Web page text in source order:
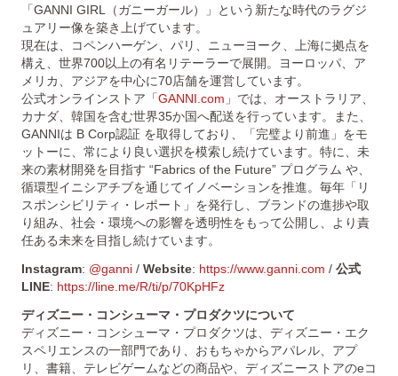
「GANNI GIRL（ガニーガール）」という新たな時代のラグジ
ュアリー像を築き上げています。
現在は、コペンハーゲン、パリ、ニューヨーク、上海に拠点を
構え、世界700以上の有名リテーラーで展開。ヨーロッパ、ア
メリカ、アジアを中心に70店舗を運営しています。
公式オンラインストア「GANNI.com 」では、オーストラリア、
カナダ、韓国を含む世界35か国へ配送を行っています。また、
GANNIは B Corp認証 を取得しており、「完璧より前進」をモ
ットーに、常により良い選択を模索し続けています。特に、未
来の素材開発を目指す “Fabrics of the Future” プログラム や、
循環型イニシアチブを通じてイノベーションを推進。毎年「リ
スポンシビリティ・レポート」を発行し、ブランドの進捗や取
り組み、社会・環境への影響を透明性をもって公開し、より責
任ある未来を目指し続けています。
Instagram: @ganni / Website: https://www.ganni.com / 公式
LINE: https://line.me/R/ti/p/70KpHFz
ディズニー・コンシューマ・プロダクツについて
ディズニー・コンシューマ・プロダクツは、ディズニー・エク
スペリエンスの一部門であり、おもちゃからアパレル、アプ
リ、書籍、テレビゲームなどの商品や、ディズニーストアのeコ